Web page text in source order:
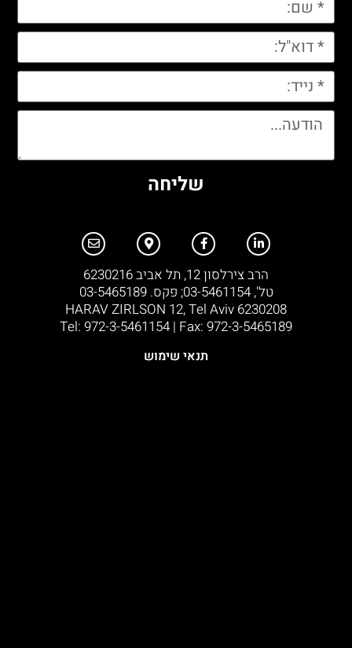
שליחה
הרב צירלסון 12, תל אביב 6230216
טל', 03-5461154; פקס. 03-5465189
HARAV ZIRLSON 12, Tel Aviv 6230208
Tel: 972-3-5461154 | Fax: 972-3-5465189​
תנאי שימוש